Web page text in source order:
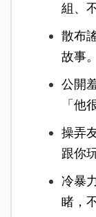
組、
散布
故事。
公開
「他
操弄
跟你
冷暴
睹，